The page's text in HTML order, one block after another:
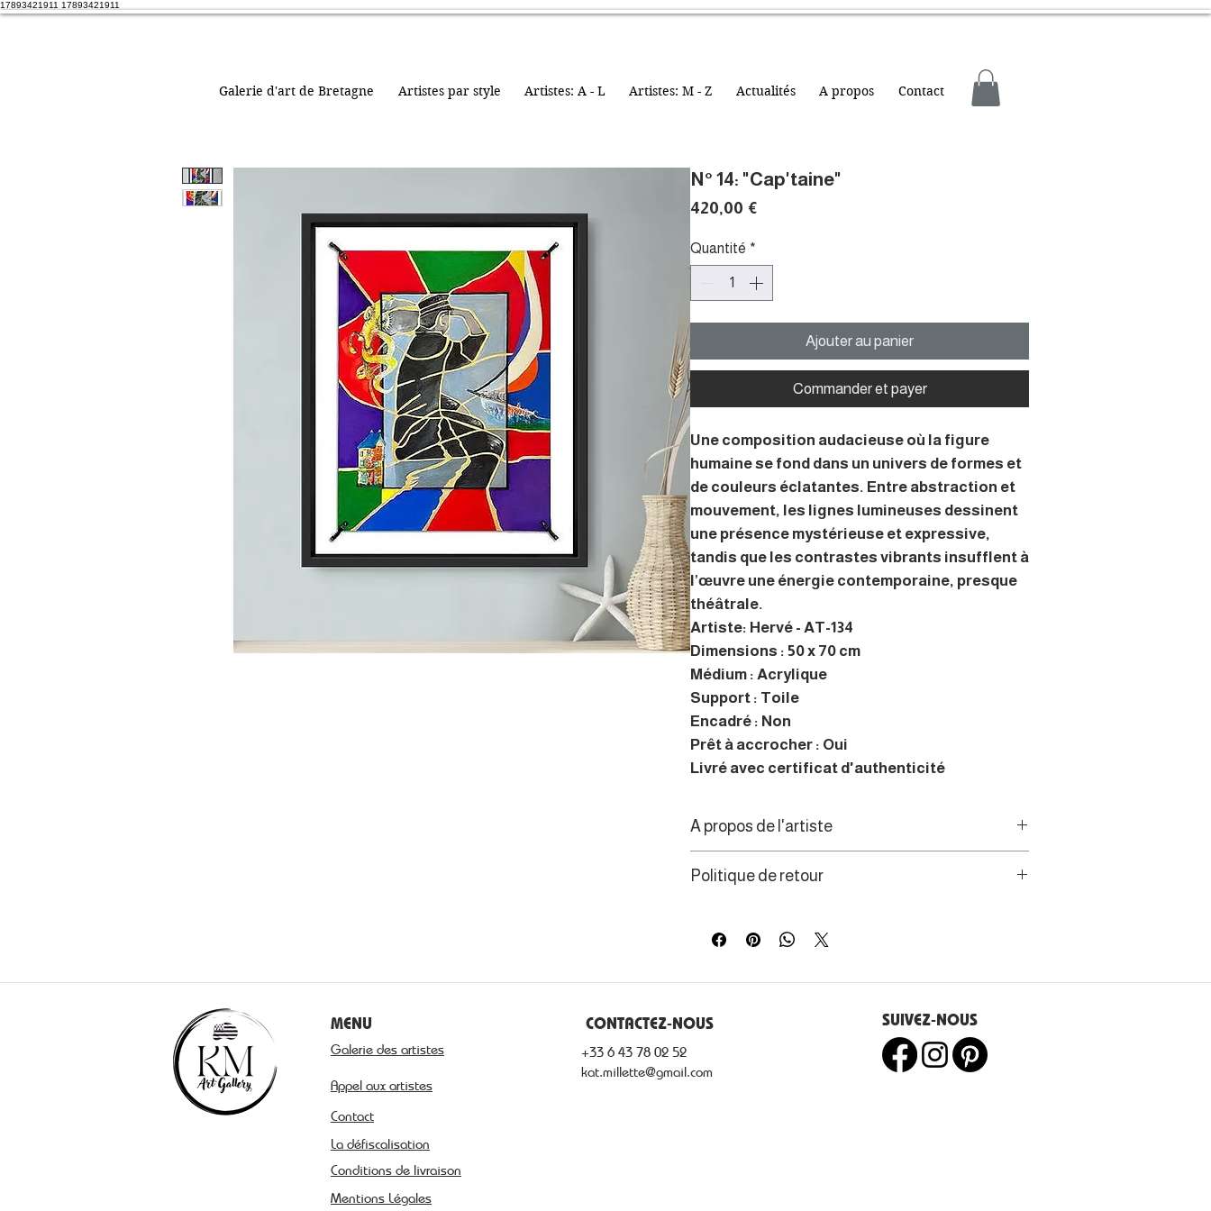
17893421911 17893421911
Galerie d'art de Bretagne Artistes par style Artistes: A - L Artistes: M - Z Actualités A propos Contact
N° 14: "Cap'taine"
420,00 €
Quantité *
Ajouter au panier
Commander et payer
Une composition audacieuse où la figure
humaine se fond dans un univers de formes et
de couleurs éclatantes. Entre abstraction et
mouvement, les lignes lumineuses dessinent
une présence mystérieuse et expressive,
tandis que les contrastes vibrants insufflent à
l’œuvre une énergie contemporaine, presque
théâtrale.
Artiste: Hervé - AT-134
Dimensions : 50 x 70 cm
Médium : Acrylique
Support : Toile
Encadré : Non
Prêt à accrocher : Oui
Livré avec certificat d'authenticité
A propos de l'artiste
l’irréalisme pour une figuration narrative et
Port Louis en particulier.
Politique de retour
de rétractation de 14 jours.
MENU
Galerie des artistes
Appel aux artistes
Contact
Conditions de livraison
Mentions Légales
La défiscalisation
CONTACTEZ-NOUS
+33 6 43 78 02 52
kat.millette@gmail.com
SUIVEZ-NOUS